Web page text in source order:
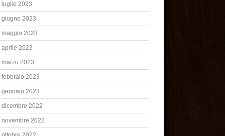
luglio 2023
giugno 2023
maggio 2023
aprile 2023
marzo 2023
febbraio 2023
gennaio 2023
dicembre 2022
novembre 2022